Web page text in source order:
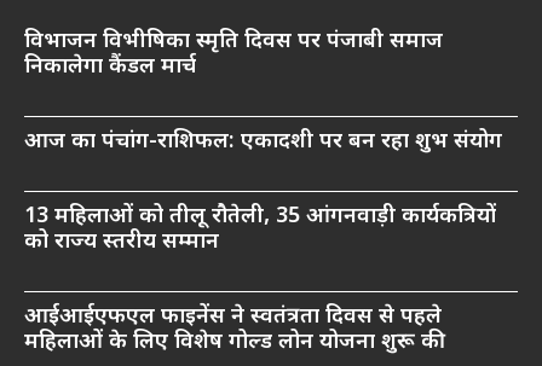
विभाजन विभीषिका स्मृति दिवस पर पंजाबी समाज
निकालेगा कैंडल मार्च
आज का पंचांग-राशिफल: एकादशी पर बन रहा शुभ संयोग
13 महिलाओं को तीलू रौतेली, 35 आंगनवाड़ी कार्यकत्रियों
को राज्य स्तरीय सम्मान
आईआईएफएल फाइनेंस ने स्वतंत्रता दिवस से पहले
महिलाओं के लिए विशेष गोल्ड लोन योजना शुरू की